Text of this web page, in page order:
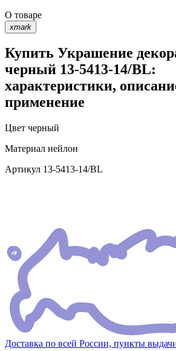
О товаре
xmark
Купить Украшение
черный 13-5413-14/BL:
характеристики,
применение
Цвет черный
Материал нейлон
Артикул 13-5413-14/BL
Доставка по всей России, пункты